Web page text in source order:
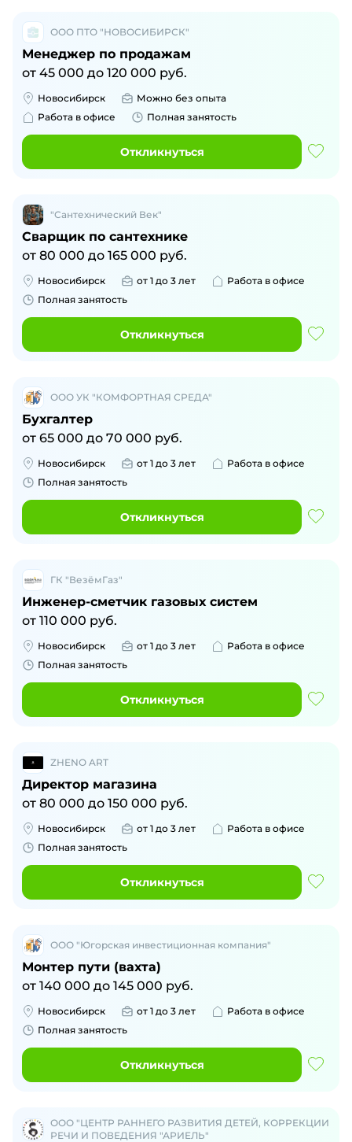
ООО ПТО "НОВОСИБИРСК"
Менеджер по продажам
от 45 000 до 120 000 руб.
Новосибирск
Можно без опыта
Работа в офисе
Полная занятость
Откликнуться
"Сантехнический Век"
Сварщик по сантехнике
от 80 000 до 165 000 руб.
Новосибирск от 1 до 3 лет
Работа в офисе
Полная занятость
Откликнуться
ООО УК "КОМФОРТНАЯ СРЕДА"
Бухгалтер
от 65 000 до 70 000 руб.
Новосибирск от 1 до 3 лет
Работа в офисе
Полная занятость
Откликнуться
ГК "ВезёмГаз"
Инженер-сметчик газовых систем
от 110 000 руб.
Новосибирск от 1 до 3 лет
Работа в офисе
Полная занятость
Откликнуться
ZHENO ART
Директор магазина
от 80 000 до 150 000 руб.
Новосибирск от 1 до 3 лет
Работа в офисе
Полная занятость
Откликнуться
ООО "Югорская инвестиционная компания"
Монтер пути (вахта)
от 140 000 до 145 000 руб.
Новосибирск от 1 до 3 лет
Работа в офисе
Полная занятость
Откликнуться
ООО "ЦЕНТР РАННЕГО РАЗВИТИЯ ДЕТЕЙ, КОРРЕКЦИИ
РЕЧИ И ПОВЕДЕНИЯ "АРИЕЛЬ"